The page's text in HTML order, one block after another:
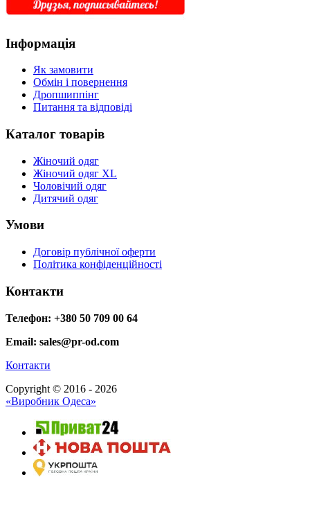
Інформація
Як замовити
Обмін і повернення
Дропшиппінг
Питання та відповіді
Каталог товарів
Жіночий одяг
Жіночий одяг XL
Чоловічий одяг
Дитячий одяг
Умови
Договір публічної оферти
Політика конфіденційності
Контакти
Телефон: +380 50 709 00 64
Email: sales@pr-od.com
Контакти
Copyright © 2016 - 2026
«Виробник Одеса»